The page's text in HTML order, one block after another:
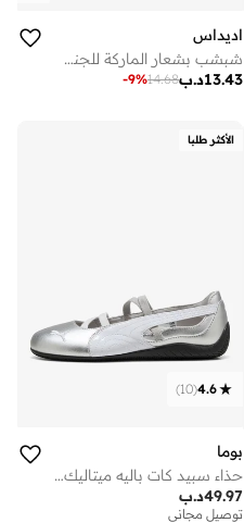
اديداس
شبشب بشعار الماركة للجنسين
د.ب13.43
14.68
-9%
الأكثر طلبا
4.6
(
10
)
بوما
حذاء سبيد كات باليه ميتاليك للسيدات
د.ب49.97
توصيل مجاني